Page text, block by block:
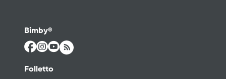
Bimby®
Folletto